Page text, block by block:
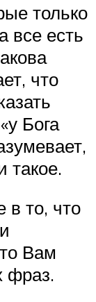
только
все есть
что
Бога
такое.
в то, что
Вам
фраз.